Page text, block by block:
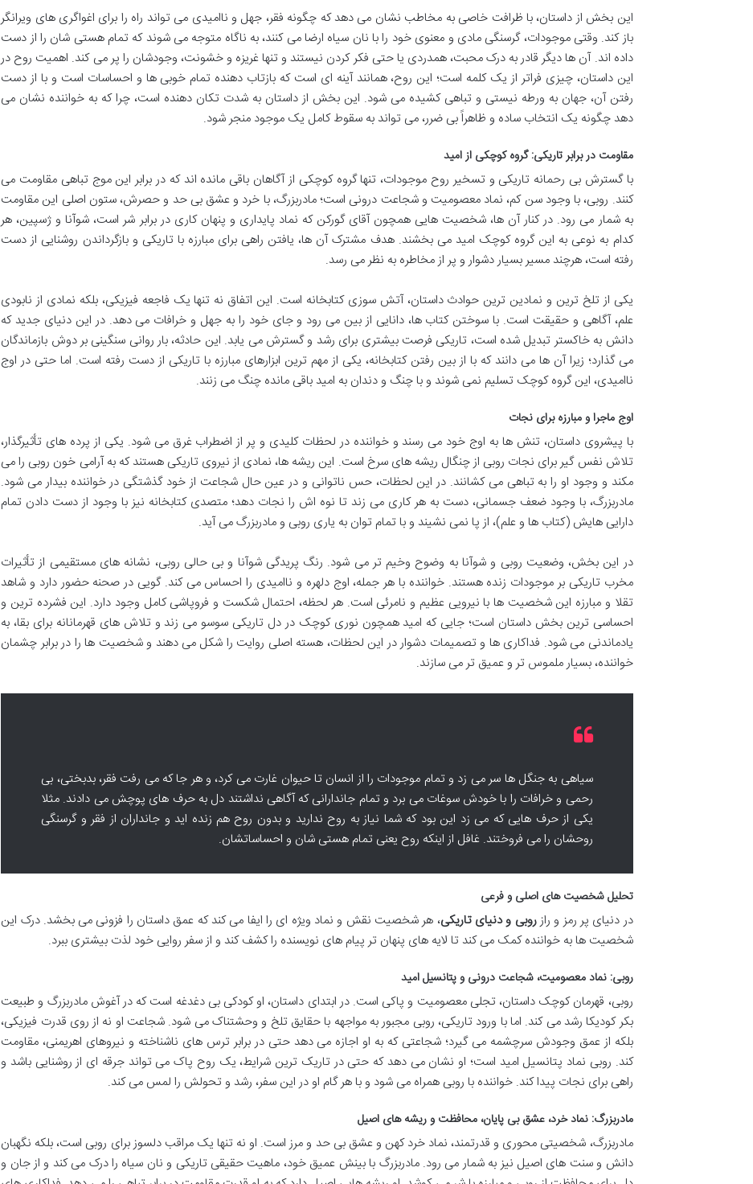
این بخش از داستان، با ظرافت خاصی به مخاطب نشان می دهد که چگونه فقر، جهل و ناامیدی می تواند راه را برای اغواگری های ویرانگر
باز کند. وقتی موجودات، گرسنگی مادی و معنوی خود را با نان سیاه ارضا می کنند، به ناگاه متوجه می شوند که تمام هستی شان را از دست
داده اند. آن ها دیگر قادر به درک محبت، همدردی یا حتی فکر کردن نیستند و تنها غریزه و خشونت، وجودشان را پر می کند. اهمیت روح در
این داستان، چیزی فراتر از یک کلمه است؛ این روح، همانند آینه ای است که بازتاب دهنده تمام خوبی ها و احساسات است و با از دست
رفتن آن، جهان به ورطه نیستی و تباهی کشیده می شود. این بخش از داستان به شدت تکان دهنده است، چرا که به خواننده نشان می
دهد چگونه یک انتخاب ساده و ظاهراً بی ضرر، می تواند به سقوط کامل یک موجود منجر شود.
مقاومت در برابر تاریکی: گروه کوچکی از امید
با گسترش بی رحمانه تاریکی و تسخیر روح موجودات، تنها گروه کوچکی از آگاهان باقی مانده اند که در برابر این موج تباهی مقاومت می
کنند. روبی، با وجود سن کم، نماد معصومیت و شجاعت درونی است؛ مادربزرگ، با خرد و عشق بی حد و حصرش، ستون اصلی این مقاومت
به شمار می رود. در کنار آن ها، شخصیت هایی همچون آقای گورکن که نماد پایداری و پنهان کاری در برابر شر است، شوآنا و ژسپین، هر
کدام به نوعی به این گروه کوچک امید می بخشند. هدف مشترک آن ها، یافتن راهی برای مبارزه با تاریکی و بازگرداندن روشنایی از دست
رفته است، هرچند مسیر بسیار دشوار و پر از مخاطره به نظر می رسد.
یکی از تلخ ترین و نمادین ترین حوادث داستان، آتش سوزی کتابخانه است. این اتفاق نه تنها یک فاجعه فیزیکی، بلکه نمادی از نابودی
علم، آگاهی و حقیقت است. با سوختن کتاب ها، دانایی از بین می رود و جای خود را به جهل و خرافات می دهد. در این دنیای جدید که
دانش به خاکستر تبدیل شده است، تاریکی فرصت بیشتری برای رشد و گسترش می یابد. این حادثه، بار روانی سنگینی بر دوش بازماندگان
می گذارد؛ زیرا آن ها می دانند که با از بین رفتن کتابخانه، یکی از مهم ترین ابزارهای مبارزه با تاریکی از دست رفته است. اما حتی در اوج
ناامیدی، این گروه کوچک تسلیم نمی شوند و با چنگ و دندان به امید باقی مانده چنگ می زنند.
اوج ماجرا و مبارزه برای نجات
با پیشروی داستان، تنش ها به اوج خود می رسند و خواننده در لحظات کلیدی و پر از اضطراب غرق می شود. یکی از پرده های تأثیرگذار،
تلاش نفس گیر برای نجات روبی از چنگال ریشه های سرخ است. این ریشه ها، نمادی از نیروی تاریکی هستند که به آرامی خون روبی را می
مکند و وجود او را به تباهی می کشانند. در این لحظات، حس ناتوانی و در عین حال شجاعت از خود گذشتگی در خواننده بیدار می شود.
مادربزرگ، با وجود ضعف جسمانی، دست به هر کاری می زند تا نوه اش را نجات دهد؛ متصدی کتابخانه نیز با وجود از دست دادن تمام
دارایی هایش (کتاب ها و علم)، از پا نمی نشیند و با تمام توان به یاری روبی و مادربزرگ می آید.
در این بخش، وضعیت روبی و شوآنا به وضوح وخیم تر می شود. رنگ پریدگی شوآنا و بی حالی روبی، نشانه های مستقیمی از تأثیرات
مخرب تاریکی بر موجودات زنده هستند. خواننده با هر جمله، اوج دلهره و ناامیدی را احساس می کند. گویی در صحنه حضور دارد و شاهد
تقلا و مبارزه این شخصیت ها با نیرویی عظیم و نامرئی است. هر لحظه، احتمال شکست و فروپاشی کامل وجود دارد. این فشرده ترین و
احساسی ترین بخش داستان است؛ جایی که امید همچون نوری کوچک در دل تاریکی سوسو می زند و تلاش های قهرمانانه برای بقا، به
یادماندنی می شود. فداکاری ها و تصمیمات دشوار در این لحظات، هسته اصلی روایت را شکل می دهند و شخصیت ها را در برابر چشمان
خواننده، بسیار ملموس تر و عمیق تر می سازند.
سیاهی به جنگل ها سر می زد و تمام موجودات را از انسان تا حیوان غارت می کرد، و هر جا که می رفت فقر، بدبختی، بی
رحمی و خرافات را با خودش سوغات می برد و تمام جاندارانی که آگاهی نداشتند دل به حرف های پوچش می دادند. مثلا
یکی از حرف هایی که می زد این بود که شما نیاز به روح ندارید و بدون روح هم زنده اید و جانداران از فقر و گرسنگی
روحشان را می فروختند. غافل از اینکه روح یعنی تمام هستی شان و احساساتشان.
تحلیل شخصیت های اصلی و فرعی
در دنیای پر رمز و رازروبی و دنیای تاریکی، هر شخصیت نقش و نماد ویژه ای را ایفا می کند که عمق داستان را فزونی می بخشد. درک این
شخصیت ها به خواننده کمک می کند تا لایه های پنهان تر پیام های نویسنده را کشف کند و از سفر روایی خود لذت بیشتری ببرد.
روبی: نماد معصومیت، شجاعت درونی و پتانسیل امید
روبی، قهرمان کوچک داستان، تجلی معصومیت و پاکی است. در ابتدای داستان، او کودکی بی دغدغه است که در آغوش مادربزرگ و طبیعت
بکر کودیکا رشد می کند. اما با ورود تاریکی، روبی مجبور به مواجهه با حقایق تلخ و وحشتناک می شود. شجاعت او نه از روی قدرت فیزیکی،
بلکه از عمق وجودش سرچشمه می گیرد؛ شجاعتی که به او اجازه می دهد حتی در برابر ترس های ناشناخته و نیروهای اهریمنی، مقاومت
کند. روبی نماد پتانسیل امید است؛ او نشان می دهد که حتی در تاریک ترین شرایط، یک روح پاک می تواند جرقه ای از روشنایی باشد و
راهی برای نجات پیدا کند. خواننده با روبی همراه می شود و با هر گام او در این سفر، رشد و تحولش را لمس می کند.
مادربزرگ: نماد خرد، عشق بی پایان، محافظت و ریشه های اصیل
مادربزرگ، شخصیتی محوری و قدرتمند، نماد خرد کهن و عشق بی حد و مرز است. او نه تنها یک مراقب دلسوز برای روبی است، بلکه نگهبان
دانش و سنت های اصیل نیز به شمار می رود. مادربزرگ با بینش عمیق خود، ماهیت حقیقی تاریکی و نان سیاه را درک می کند و از جان و